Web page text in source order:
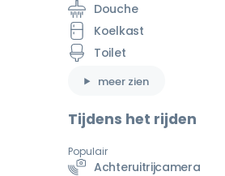
Douche
Koelkast
Toilet
meer zien
Tijdens het rijden
Populair
Achteruitrijcamera